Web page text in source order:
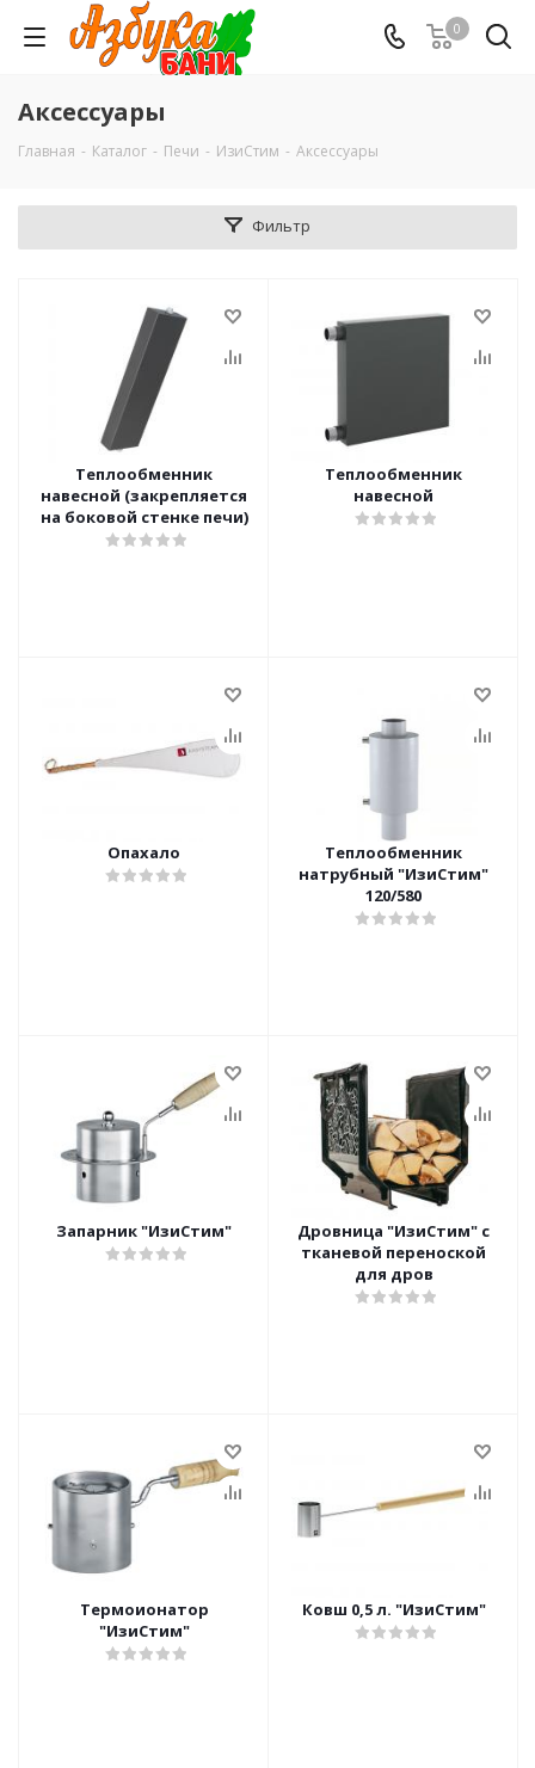
0
Аксессуары
Главная - Каталог - Печи - ИзиСтим - Аксессуары
Фильтр
Теплообменник
навесной (закрепляется
на боковой стенке печи)
Теплообменник
навесной
Опахало
Теплообменник
натрубный "ИзиСтим"
120/580
Запарник "ИзиСтим"
Дровница "ИзиСтим" с
тканевой переноской
для дров
Термоионатор
"ИзиСтим"
Ковш 0,5 л. "ИзиСтим"